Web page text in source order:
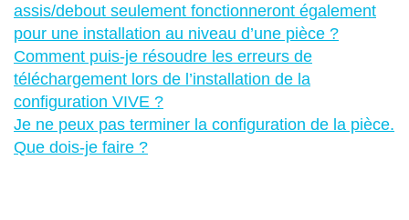
assis/debout seulement fonctionneront également
pour une installation au niveau d’une pièce ?
Comment puis-je résoudre les erreurs de
téléchargement lors de l’installation de la
configuration VIVE ?
Je ne peux pas terminer la configuration de la pièce.
Que dois-je faire ?